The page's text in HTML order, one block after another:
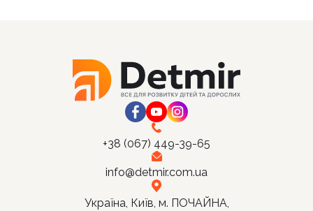
+38 (067) 449-39-65
info@detmir.com.ua
Україна, Київ, м. ПОЧАЙНА,